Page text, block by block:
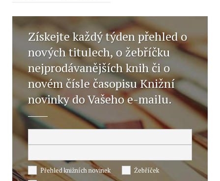
Získejte každý týden přehled o
nových titulech, o žebříčku
nejprodávanějších knih či o
novém čísle časopisu Knižní
novinky do Vašeho e-mailu.
Přehled knižních novinek
Žebříček